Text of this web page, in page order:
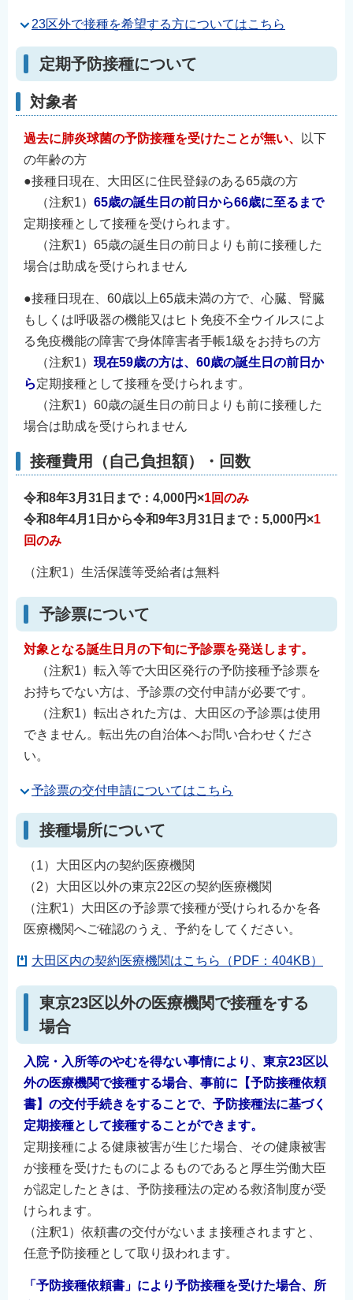
23区外で接種を希望する方についてはこちら
定期予防接種について
対象者
過去に肺炎球菌の予防接種を受けたことが無い、
以下
の年齢の方
●接種日現在、大田区に住民登録のある65歳の方
（注釈1） 65歳の誕生日の前日から66歳に至るまで
定期接種として接種を受けられます。
（注釈1）65歳の誕生日の前日よりも前に接種した
場合は助成を受けられません
●接種日現在、60歳以上65歳未満の方で、心臓、腎臓
もしくは呼吸器の機能又はヒト免疫不全ウイルスによ
る免疫機能の障害で身体障害者手帳1級をお持ちの方
（注釈1） 現在59歳の方は、60歳の誕生日の前日か
ら定期接種として接種を受けられます。
（注釈1）60歳の誕生日の前日よりも前に接種した
場合は助成を受けられません
接種費用（自己負担額）・回数
令和8年3月31日まで：4,000円×1回のみ
令和8年4月1日から令和9年3月31日まで：5,000円×1
回のみ
（注釈1）生活保護等受給者は無料
予診票について
対象となる誕生日月の下旬に予診票を発送します。
（注釈1）転入等で大田区発行の予防接種予診票を
お持ちでない方は、予診票の交付申請が必要です。
（注釈1）転出された方は、大田区の予診票は使用
できません。転出先の自治体へお問い合わせくださ
い。
予診票の交付申請についてはこちら
接種場所について
（1）大田区内の契約医療機関
（2）大田区以外の東京22区の契約医療機関
（注釈1）大田区の予診票で接種が受けられるかを各
医療機関へご確認のうえ、予約をしてください。
大田区内の契約医療機関はこちら（PDF：404KB）
東京23区以外の医療機関で接種をする
場合
入院・入所等のやむを得ない事情により、東京23区以
外の医療機関で接種する場合、事前に【予防接種依頼
書】の交付手続きをすることで、予防接種法に基づく
定期接種として接種することができます。
定期接種による健康被害が生じた場合、その健康被害
が接種を受けたものによるものであると厚生労働大臣
が認定したときは、予防接種法の定める救済制度が受
けられます。
（注釈1）依頼書の交付がないまま接種されますと、
任意予防接種として取り扱われます。
「予防接種依頼書」により予防接種を受けた場合、所